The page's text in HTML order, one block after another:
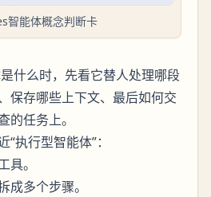
智能体概念判断卡
什么时，先看它替人处理哪段
保存哪些上下文、最后如何交
的任务上。
执行型智能体”：
具。
成多个步骤。